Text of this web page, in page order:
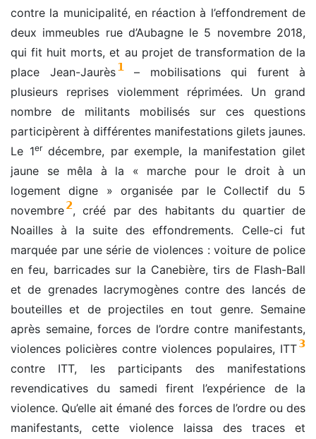
contre la municipalité, en réaction à l’effondrement de
deux immeubles rue d’Aubagne le 5 novembre 2018,
qui fit huit morts, et au projet de transformation de la
place Jean-Jaurès1– mobilisations qui furent à
plusieurs reprises violemment réprimées. Un grand
nombre de militants mobilisés sur ces questions
participèrent à différentes manifestations gilets jaunes.
Le 1erdécembre, par exemple, la manifestation gilet
jaune se mêla à la « marche pour le droit à un
logement digne » organisée par le Collectif du 5
novembre2, créé par des habitants du quartier de
Noailles à la suite des effondrements. Celle-ci fut
marquée par une série de violences : voiture de police
en feu, barricades sur la Canebière, tirs de Flash-Ball
et de grenades lacrymogènes contre des lancés de
bouteilles et de projectiles en tout genre. Semaine
après semaine, forces de l’ordre contre manifestants,
violences policières contre violences populaires, ITT3
contre ITT, les participants des manifestations
revendicatives du samedi firent l’expérience de la
violence. Qu’elle ait émané des forces de l’ordre ou des
manifestants, cette violence laissa des traces et